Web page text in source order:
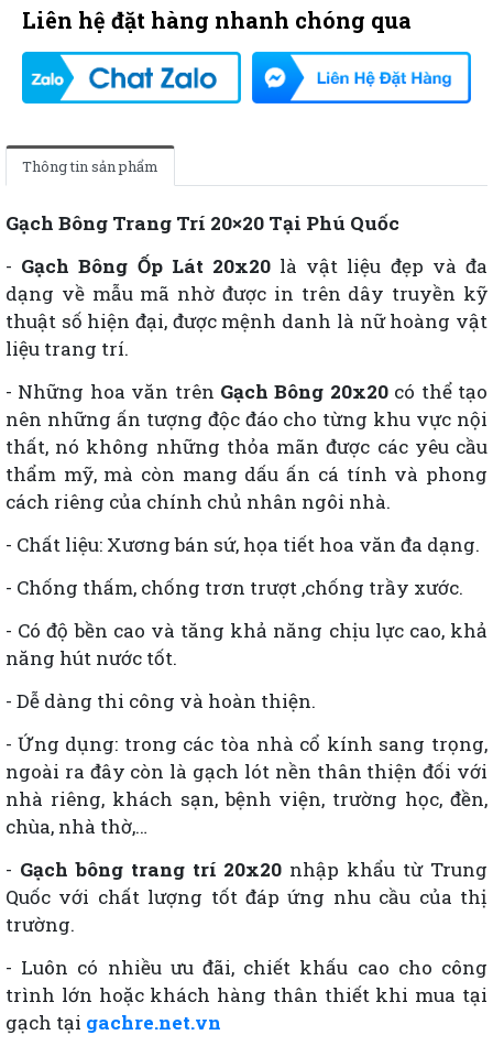
Liên hệ đặt hàng nhanh chóng qua
Thông tin sản phẩm
Gạch Bông Trang Trí 20×20 Tại Phú Quốc
- Gạch Bông Ốp Lát 20x20 là vật liệu đẹp và đa
dạng về mẫu mã nhờ được in trên dây truyền kỹ
thuật số hiện đại, được mệnh danh là nữ hoàng vật
liệu trang trí.
- Những hoa văn trên Gạch Bông 20x20có thể tạo
nên những ấn tượng độc đáo cho từng khu vực nội
thất, nó không những thỏa mãn được các yêu cầu
thẩm mỹ, mà còn mang dấu ấn cá tính và phong
cách riêng của chính chủ nhân ngôi nhà.
- Chất liệu: Xương bán sứ, họa tiết hoa văn đa dạng.
- Chống thấm, chống trơn trượt ,chống trầy xước.
- Có độ bền cao và tăng khả năng chịu lực cao, khả
năng hút nước tốt.
- Dễ dàng thi công và hoàn thiện.
- Ứng dụng: trong các tòa nhà cổ kính sang trọng,
ngoài ra đây còn là gạch lót nền thân thiện đối với
nhà riêng, khách sạn, bệnh viện, trường học, đền,
chùa, nhà thờ,…
- Gạch bông trang trí 20x20 nhập khẩu từ Trung
Quốc với chất lượng tốt đáp ứng nhu cầu của thị
trường.
- Luôn có nhiều ưu đãi, chiết khấu cao cho công
trình lớn hoặc khách hàng thân thiết khi mua tại
gạch tại gachre.net.vn